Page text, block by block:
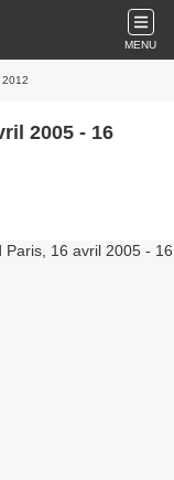
MENU
2012
2005 - 16